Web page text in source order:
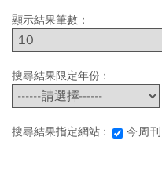
顯示結果筆數：
搜尋結果限定年份 :
搜尋結果指定網站 : 今周刊